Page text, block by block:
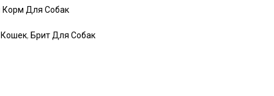
Корм Для Собак
, Брит Для Собак